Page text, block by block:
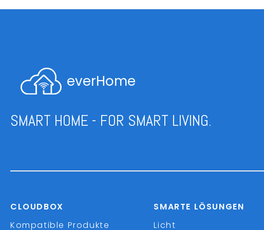
everHome
SMART HOME - FOR SMART LIVING.
CLOUDBOX
Kompatible Produkte
SMARTE LÖSUNGEN
Licht